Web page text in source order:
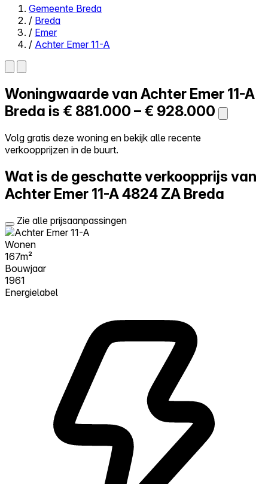
Close menu
Zelf kopen
Alles-in-één
Reviews
Log in
Gemeente Breda
/ Breda
/ Emer
/ Achter Emer 11-A
Woningwaarde van Achter Emer 11-A
Breda is € 881.000 – € 928.000
Volg gratis deze woning en bekijk alle recente
verkoopprijzen in de buurt.
Wat is de geschatte verkoopprijs van
Achter Emer 11-A4824 ZA Breda
Zie alle prijsaanpassingen
Wonen
167m²
Bouwjaar
1961
Energielabel